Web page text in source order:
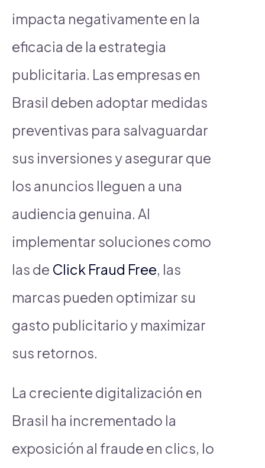
impacta negativamente en la
eficacia de la estrategia
publicitaria. Las empresas en
Brasil deben adoptar medidas
preventivas para salvaguardar
sus inversiones y asegurar que
los anuncios lleguen a una
audiencia genuina. Al
implementar soluciones como
las de Click Fraud Free, las
marcas pueden optimizar su
gasto publicitario y maximizar
sus retornos.
La creciente digitalización en
Brasil ha incrementado la
exposición al fraude en clics, lo